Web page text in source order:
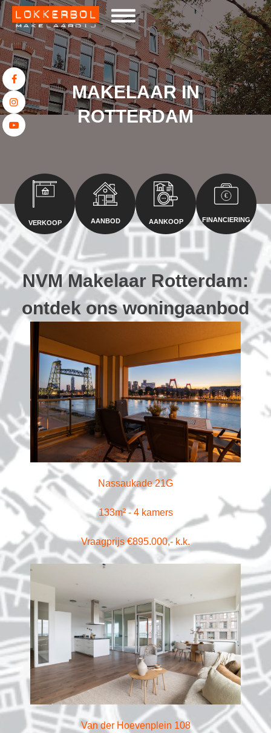
MAKELAAR IN
ROTTERDAM
VERKOOP AANBOD AANKOOP
€
FINANCIERING



NVM Makelaar Rotterdam:
ontdek ons woningaanbod
Nassaukade 21G
133m² - 4 kamers
Vraagprijs €895.000,- k.k.
Van der Hoevenplein 108